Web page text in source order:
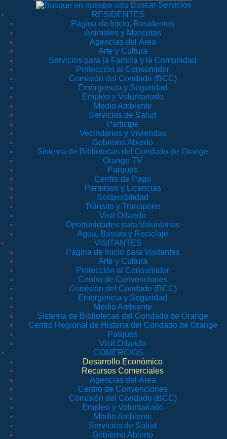
Buscar Servicios
RESIDENTES
Página de Inicio, Residentes
Animales y Mascotas
Agencias del Área
Arte y Cultura
Servicios para la Familia y la Comunidad
Protección al Consumidor
Comisión del Condado (BCC)
Emergencia y Seguridad
Empleo y Voluntariado
Medio Ambiente
Servicios de Salud
Participe
Vecindarios y Viviendas
Gobierno Abierto
Sistema de Bibliotecas del Condado de Orange
Orange TV
Parques
Centro de Pago
Permisos y Licencias
Sostenibilidad
Tránsito y Transporte
Visit Orlando
Oportunidades para Voluntarios
Agua, Basura y Reciclaje
VISITANTES
Página de Inicio para Visitantes
Arte y Cultura
Protección al Consumidor
Centro de Convenciones
Comisión del Condado (BCC)
Emergencia y Seguridad
Medio Ambiente
Sistema de Bibliotecas del Condado de Orange
Centro Regional de Historia del Condado de Orange
Parques
Visit Orlando
COMERCIOS
Desarrollo Económico
Recursos Comerciales
Agencias del Área
Centro de Convenciones
Comisión del Condado (BCC)
Empleo y Voluntariado
Medio Ambiente
Servicios de Salud
Gobierno Abierto